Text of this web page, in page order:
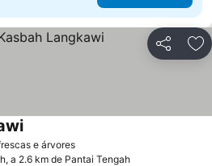
Partilhar
e árvores
a 2.6 km de Pantai Tengah